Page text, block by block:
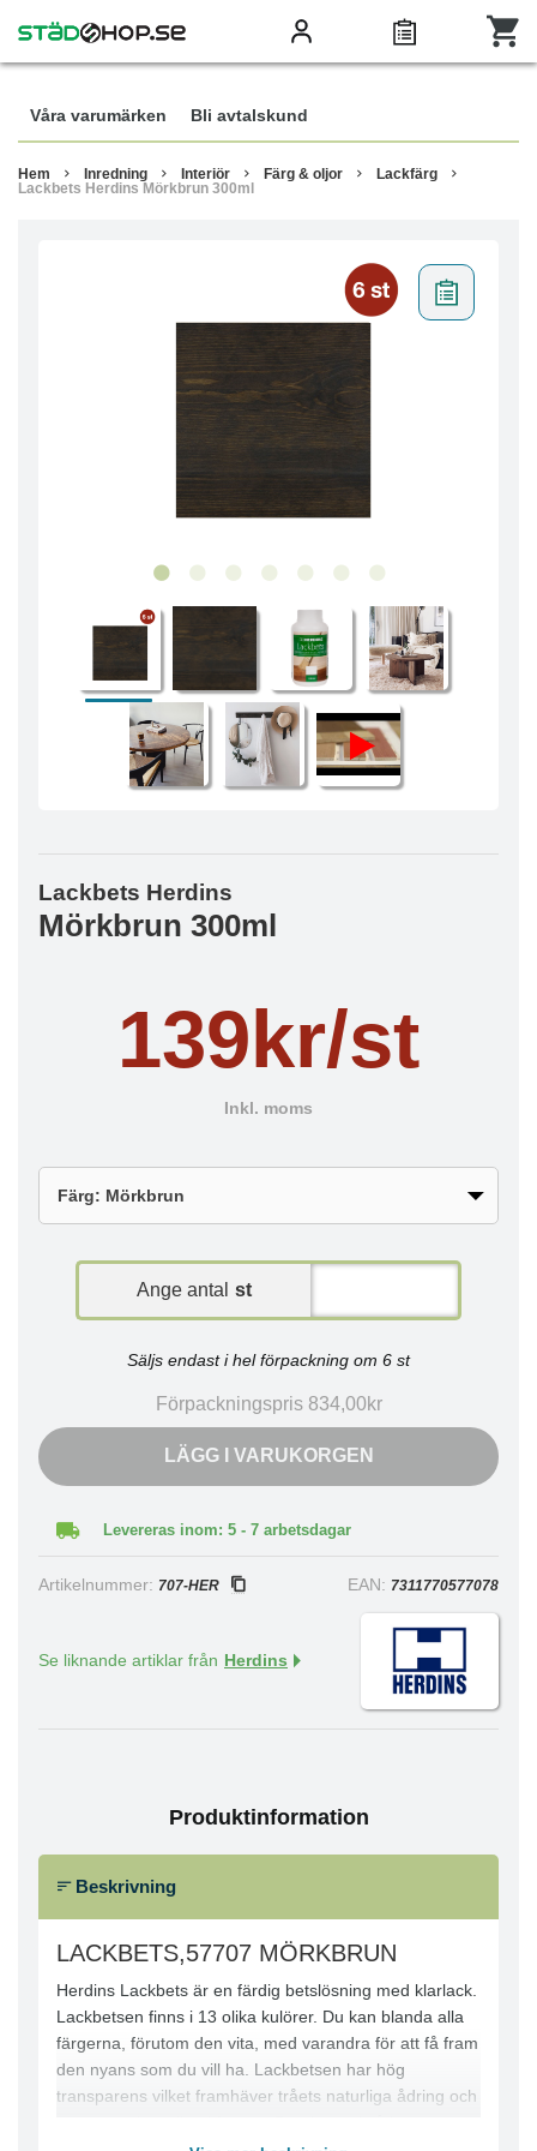
Våra varumärken Bli avtalskund
Hem Inredning Interiör Färg & oljor
Lackfärg
Lackbets Herdins Mörkbrun 300ml
Lackbets Herdins
Mörkbrun 300ml
139kr/st
Inkl. moms
Ange antal st
Säljs endast i hel förpackning om 6 st
Förpackningspris 834,00kr
LÄGG I VARUKORGEN
Levereras inom: 5 - 7 arbetsdagar
Artikelnummer: 707-HER EAN: 7311770577078
Se liknande artiklar från Herdins
Produktinformation
Beskrivning
LACKBETS,57707 MÖRKBRUN
Herdins Lackbets är en färdig betslösning med klarlack.
Lackbetsen finns i 13 olika kulörer. Du kan blanda alla
färgerna, förutom den vita, med varandra för att få fram
den nyans som du vill ha. Lackbetsen har hög
transparens vilket framhäver tråets naturliga ådring och